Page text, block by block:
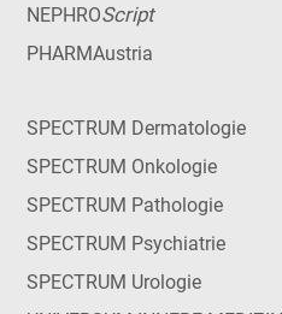
NEPHROScript
PHARMAustria
SPECTRUM Dermatologie
SPECTRUM Onkologie
SPECTRUM Pathologie
SPECTRUM Psychiatrie
SPECTRUM Urologie